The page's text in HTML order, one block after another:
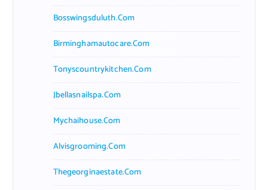
Bosswingsduluth.com
Birminghamautocare.com
Tonyscountrykitchen.com
Jbellasnailspa.com
Mychaihouse.com
Alvisgrooming.com
Thegeorginaestate.com